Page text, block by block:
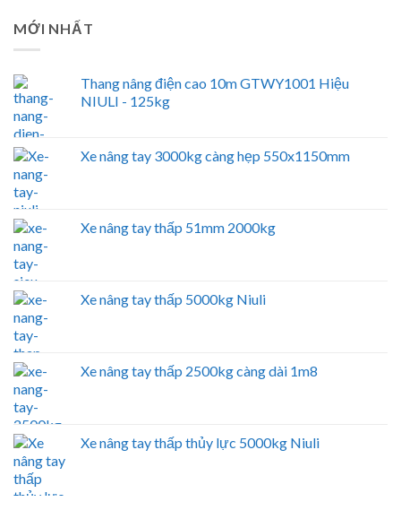
MỚI NHẤT
Thang nâng điện cao 10m GTWY1001 Hiệu
NIULI - 125kg
Xe nâng tay 3000kg càng hẹp 550x1150mm
Xe nâng tay thấp 51mm 2000kg
Xe nâng tay thấp 5000kg Niuli
Xe nâng tay thấp 2500kg càng dài 1m8
Xe nâng tay thấp thủy lực 5000kg Niuli